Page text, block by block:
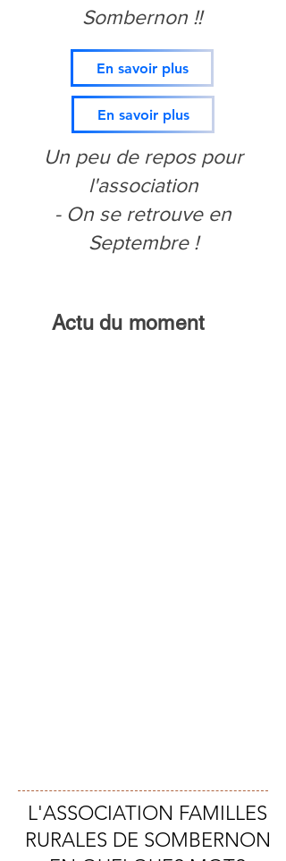
Sombernon !!
En savoir plus
En savoir plus
Un peu de repos pour
l'association
- On se retrouve en
Septembre !
Actu du moment
L'ASSOCIATION FAMILLES
RURALES DE SOMBERNON